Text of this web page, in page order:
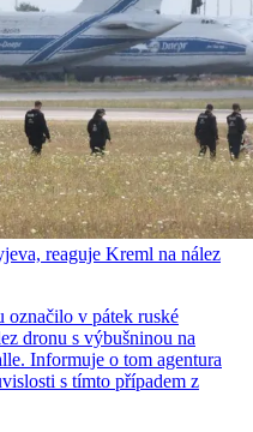
reaguje Kreml na nález
označilo v pátek ruské
dronu s výbušninou na
Informuje o tom agentura
s tímto případem z